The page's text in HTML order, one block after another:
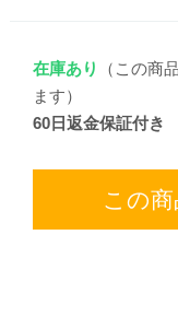
在庫あり
（この商
ます）
60日返金保証付き
この